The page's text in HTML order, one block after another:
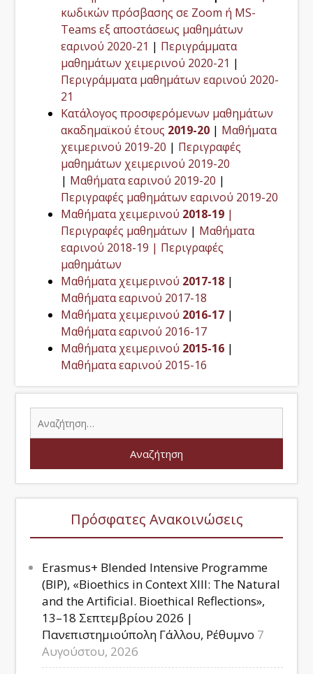
κωδικών πρόσβασης σε Zoom ή MS-
Teams εξ αποστάσεως μαθημάτων
εαρινού 2020-21 | Περιγράμματα
μαθημάτων χειμερινού 2020-21 |
Περιγράμματα μαθημάτων εαρινού 2020-
21
Κατάλογος προσφερόμενων μαθημάτων
ακαδημαϊκού έτους 2019-20 | Μαθήματα
χειμερινού 2019-20 | Περιγραφές
μαθημάτων χειμερινού 2019-20
| Μαθήματα εαρινού 2019-20 |
Περιγραφές μαθημάτων εαρινού 2019-20
Μαθήματα χειμερινού 2018-19 |
Περιγραφές μαθημάτων | Μαθήματα
εαρινού 2018-19 | Περιγραφές
μαθημάτων
Μαθήματα χειμερινού 2017-18 |
Μαθήματα εαρινού 2017-18
Μαθήματα χειμερινού 2016-17 |
Μαθήματα εαρινού 2016-17
Μαθήματα χειμερινού 2015-16 |
Μαθήματα εαρινού 2015-16
Πρόσφατες Ανακοινώσεις
Erasmus+ Blended Intensive Programme
(BIP), «Bioethics in Context XIII: The Natural
and the Artificial. Bioethical Reflections»,
13–18 Σεπτεμβρίου 2026 |
Πανεπιστημιούπολη Γάλλου, Ρέθυμνο 7
Αυγούστου, 2026